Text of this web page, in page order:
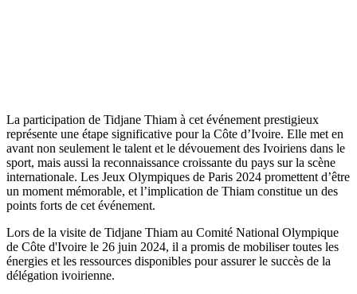
La participation de Tidjane Thiam à cet événement prestigieux
représente une étape significative pour la Côte d’Ivoire. Elle met en
avant non seulement le talent et le dévouement des Ivoiriens dans le
sport, mais aussi la reconnaissance croissante du pays sur la scène
internationale. Les Jeux Olympiques de Paris 2024 promettent d’être
un moment mémorable, et l’implication de Thiam constitue un des
points forts de cet événement.
Lors de la visite de Tidjane Thiam au Comité National Olympique
de Côte d'Ivoire le 26 juin 2024, il a promis de mobiliser toutes les
énergies et les ressources disponibles pour assurer le succès de la
délégation ivoirienne.